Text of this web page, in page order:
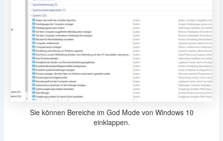
Sie können Bereiche im God Mode von Windows 10
einklappen.